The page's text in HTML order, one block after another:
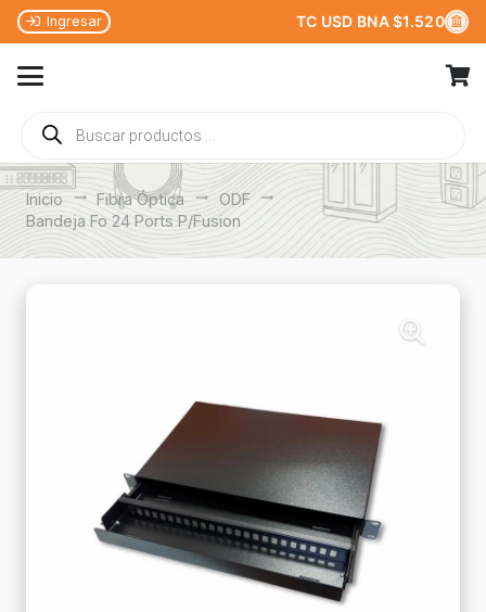
Ingresar TC USD BNA $1.520
Búsqueda
de
productos
Inicio trending_flat Fibra Óptica trending_flat ODF trending_flat
Bandeja Fo 24 Ports P/Fusion